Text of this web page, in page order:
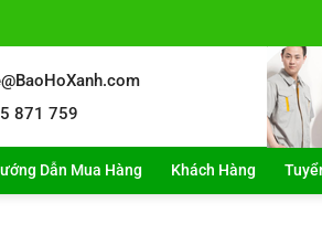
871 759
Dẫn Mua Hàng Khách Hàng